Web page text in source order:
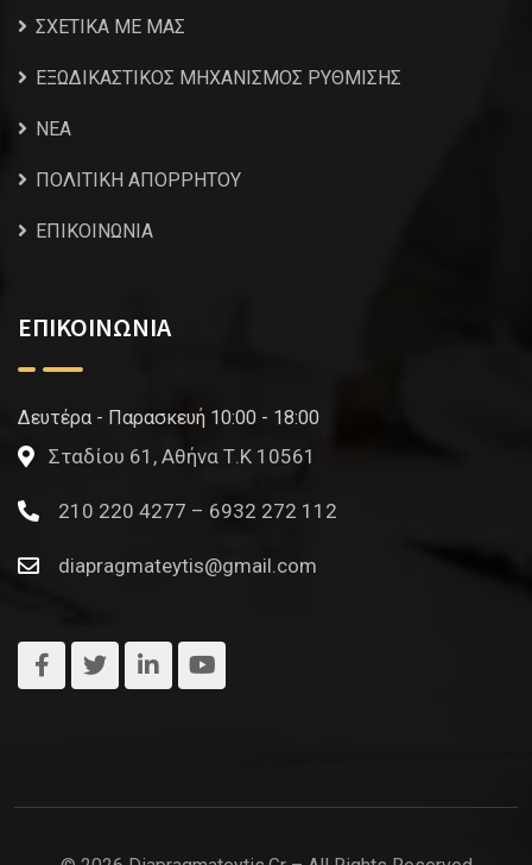
ΣΧΕΤΙΚΑ ΜΕ ΜΑΣ
ΕΞΩΔΙΚΑΣΤΙΚΟΣ ΜΗΧΑΝΙΣΜΟΣ ΡΥΘΜΙΣΗΣ
NEA
ΠΟΛΙΤΙΚΗ ΑΠΟΡΡΗΤΟΥ
ΕΠΙΚΟΙΝΩΝΙΑ
ΕΠΙΚΟΙΝΩΝΙΑ
Δευτέρα - Παρασκευή 10:00 - 18:00
Σταδίου 61, Αθήνα Τ.Κ 10561
210 220 4277 – 6932 272 112
diapragmateytis@gmail.com